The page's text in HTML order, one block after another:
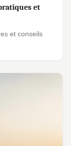
et
et conseils